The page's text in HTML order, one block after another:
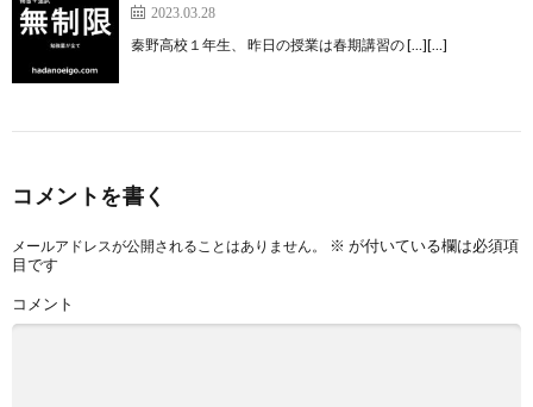
2023.03.28
秦野高校１年生、 昨日の授業は春期講習の […][…]
コメントを書く
メールアドレスが公開されることはありません。 ※ が付いている欄は必須項
目です
コメント